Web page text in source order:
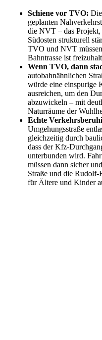
Schiene vor TVO:
geplanten
die NVT – das
Südosten strukturell
TVO und NVT
Bahntrasse ist
Wenn TVO, dann
autobahnähnlichen
würde eine einspurige
ausreichen, um den
abzuwickeln – mit
Naturräume der
Echte
Umgehungsstraße
gleichzeitig durch
dass der Kfz-
unterbunden wird.
müssen dann sicher
Straße und die
für Ältere und Kinder